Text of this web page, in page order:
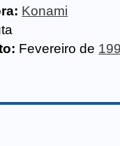
Konami
Fevereiro de